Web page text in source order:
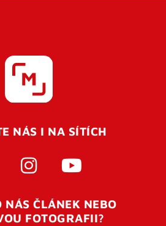
registrace je potřeba
Po úspěšném odeslání
se váš účet ověří a můžete se
zkontrolovat složku SPAM ve
NÁS I NA SÍTÍCH
NÁS ČLÁNEK NEBO
FOTOGRAFII?